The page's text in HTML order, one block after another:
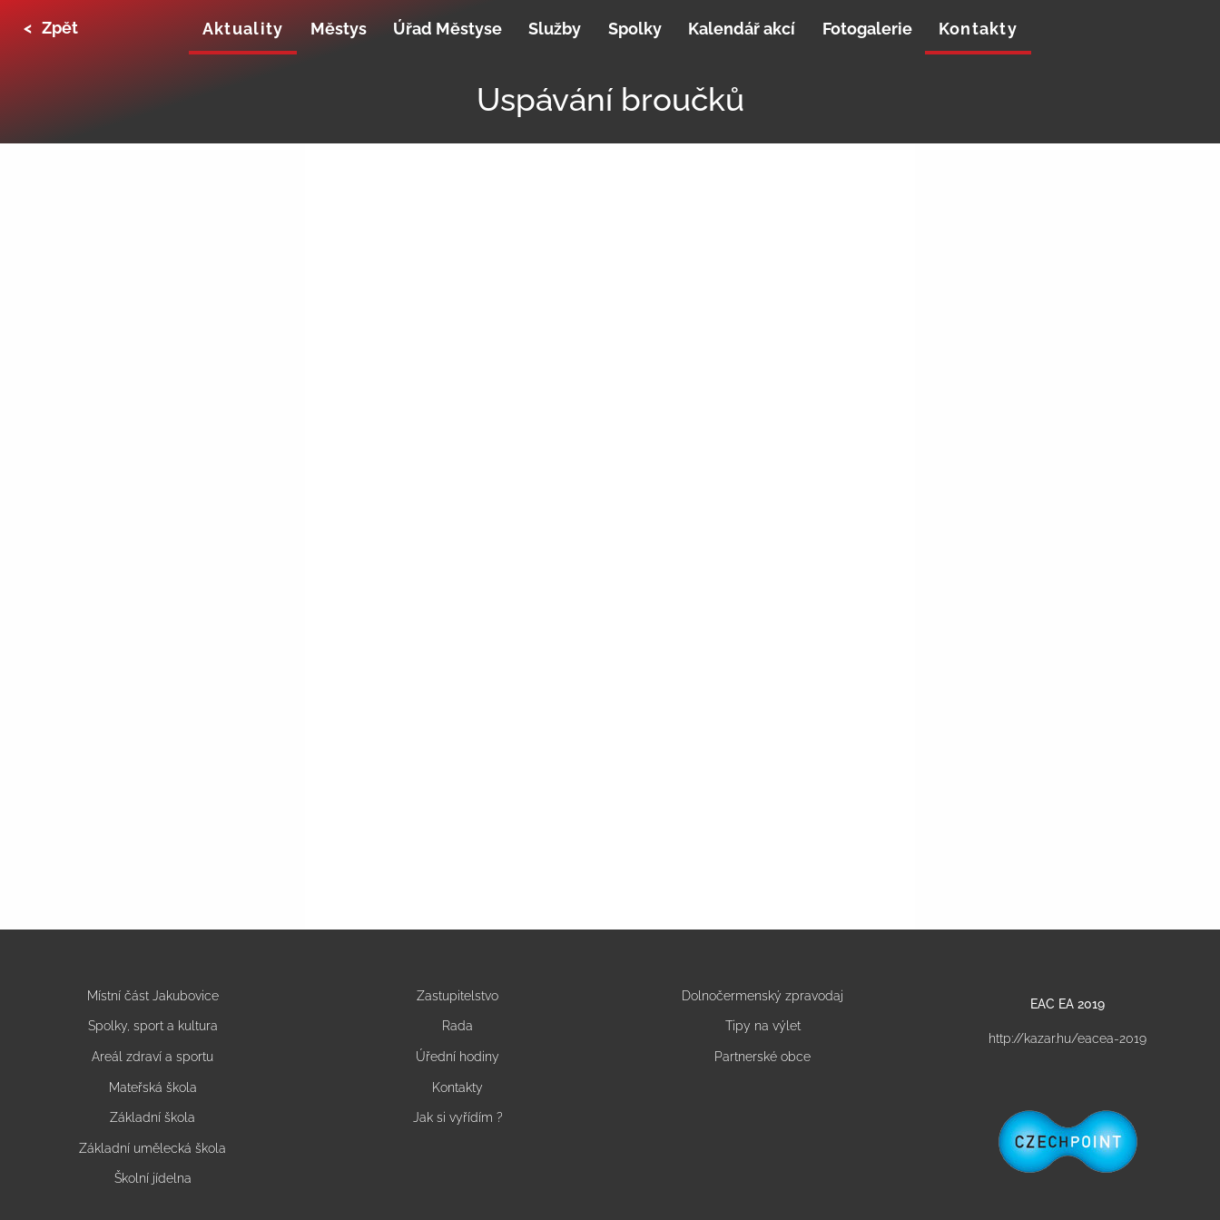
< Zpět Aktuality Městys Úřad Městyse Služby Spolky Kalendář akcí Fotogalerie Kontakty
Uspávání broučků
Místní část Jakubovice
Spolky, sport a kultura
Areál zdraví a sportu
Mateřská škola
Základní škola
Základní umělecká škola
Školní jídelna
Zastupitelstvo
Rada
Úřední hodiny
Kontakty
Jak si vyřídím ?
Dolnočermenský zpravodaj
Tipy na výlet
Partnerské obce
EAC EA 2019
http://kazar.hu/eacea-2019